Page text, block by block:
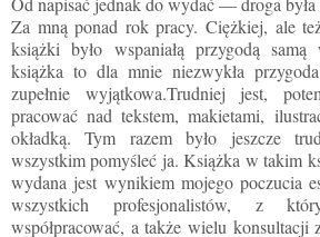
Za mną ponad rok pracy. Ciężkiej, ale
książki było wspaniałą przygodą
książka to dla mnie niezwykła
zupełnie wyjątkowa.Trudniej jest,
pracować nad tekstem, makietami,
okładką. Tym razem było jeszcze
wszystkim pomyśleć ja. Książka w takim
wydana jest wynikiem mojego poczucia
wszystkich profesjonalistów, z
współpracować, a także wielu